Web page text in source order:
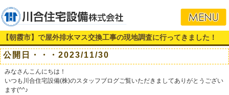
【朝霞市】で屋外排水マス交換工事の現地調査に行ってきました！
公開日・・・2023/11/30
みなさんこんにちは！
いつも川合住宅設備(株)のスタッフブログご覧いただきましてありがとうござい
ます(^^♪